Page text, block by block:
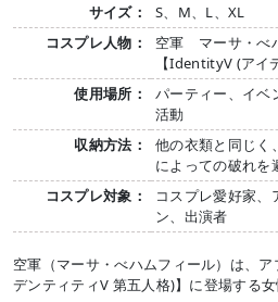
サイズ：
S、M、L、XL
コスプレ人物：
空軍 マーサ・べ
【IdentityV (アイ
使用場所：
パーティー、イベ
活動
収納方法：
他の衣類と同じく
によっての破れを
コスプレ対象：
コスプレ愛好家、
ン、出演者
空軍（マーサ・べハムフィール）は、
デンティティV 第五人格)】に登場する女